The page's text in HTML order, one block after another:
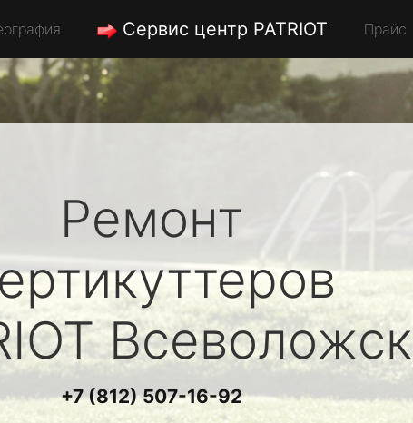
Сервис центр PATRIOT Прайс
Ремонт
Всеволожск
+7 (812) 507-16-92